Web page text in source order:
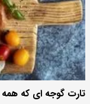
تارت گوجه ای که